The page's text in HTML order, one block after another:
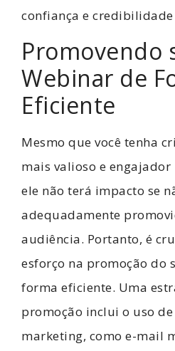
confiança e
Promovendo
Webinar de
Eficiente
Mesmo que você tenha
mais valioso e
ele não terá impacto se
adequadamente
audiência. Portanto, é
esforço na promoção do
forma eficiente. Uma
promoção inclui o uso
marketing, como e-mail